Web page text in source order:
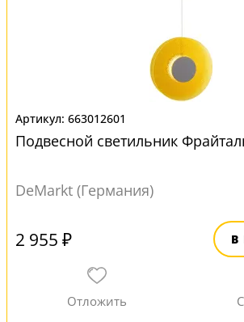
663012601
Подвесной светильник
DeMarkt (Германия)
2 955 ₽ В